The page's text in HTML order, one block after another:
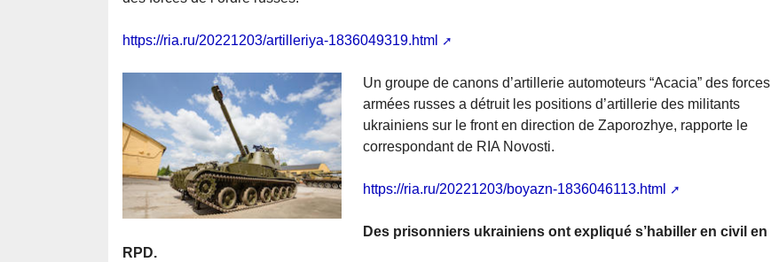
https://ria.ru/20221203/artilleriya-1836049319.html
Un groupe de canons d’artillerie automoteurs “Acacia” des forces
armées russes a détruit les positions d’artillerie des militants
ukrainiens sur le front en direction de Zaporozhye, rapporte le
correspondant de RIA Novosti.
https://ria.ru/20221203/boyazn-1836046113.html
Des prisonniers ukrainiens ont expliqué s’habiller en civil en
RPD.